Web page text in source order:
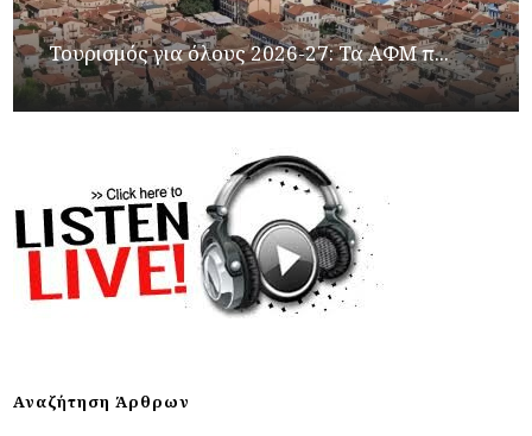
Τουρισμός για όλους 2026-27: Τα ΑΦΜ π...
Αναζήτηση Άρθρων